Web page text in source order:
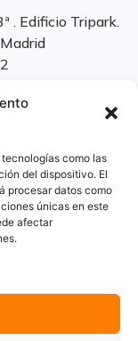
como las
del dispositivo. El
procesar datos como
únicas en este
afectar
. Edificio Tripark.